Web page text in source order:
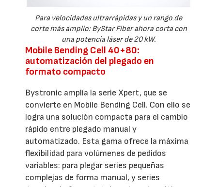
Para velocidades ultrarrápidas y un rango de
corte más amplio: ByStar Fiber ahora corta con
una potencia láser de 20 kW.
Mobile Bending Cell 40+80:
automatización del plegado en
formato compacto
Bystronic amplía la serie Xpert, que se
convierte en Mobile Bending Cell. Con ello se
logra una solución compacta para el cambio
rápido entre plegado manual y
automatizado. Esta gama ofrece la máxima
flexibilidad para volúmenes de pedidos
variables: para plegar series pequeñas
complejas de forma manual, y series